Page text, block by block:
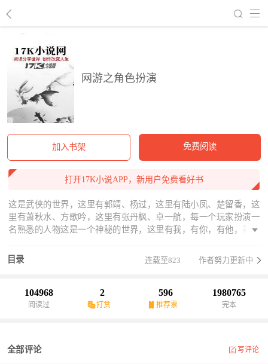
网游之角色扮演
加入书架 免费阅读
打开17K小说APP，新用户免费看好书
这是武侠的世界，这里有郭靖、杨过，这里有陆小凤、楚留香，这
里有萧秋水、方歌吟，这里有张丹枫、卓一航，每一个玩家扮演一
名熟悉的人物这是一个神秘的世界，这里有我，有你，有他，看不
是真正的方歌吟、张丹枫江湖之路，从这里开始
目录 连载至823 作者努力更新中
104968
阅读过
2
打赏
596
推荐票
1980765
完本
全部评论 写评论